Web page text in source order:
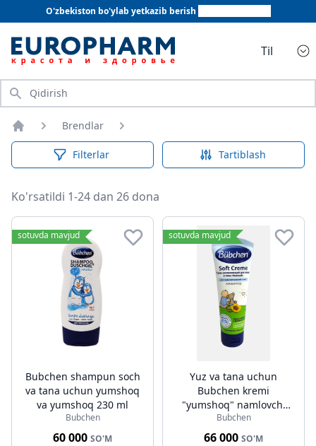
O'zbekiston bo'ylab yetkazib berish
Til
Qidirish
Bosh sahifa
Brendlar
Filterlar Tartiblash
Ko'rsatildi 1-24 dan 26 dona
sotuvda mavjud
Bubchen shampun soch
va tana uchun yumshoq
va yumshoq 230 ml
Bubchen
60 000 SO'M
sotuvda mavjud
Yuz va tana uchun
Bubchen kremi
"yumshoq" namlovchi
75ml
Bubchen
66 000 SO'M